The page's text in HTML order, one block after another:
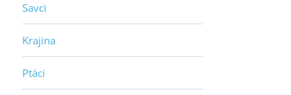
Savci
Krajina
Ptáci